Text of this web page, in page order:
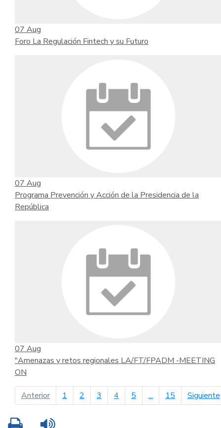
07 Aug
Foro La Regulación Fintech y su Futuro
07 Aug
Programa Prevención y Acción de la Presidencia de la
República
07 Aug
"Amenazas y retos regionales LA/FT/FPADM -MEETING
ON
Anteriorpágina anterior
1 2 3 4 5 ... 15 Siguiente
Imprimir